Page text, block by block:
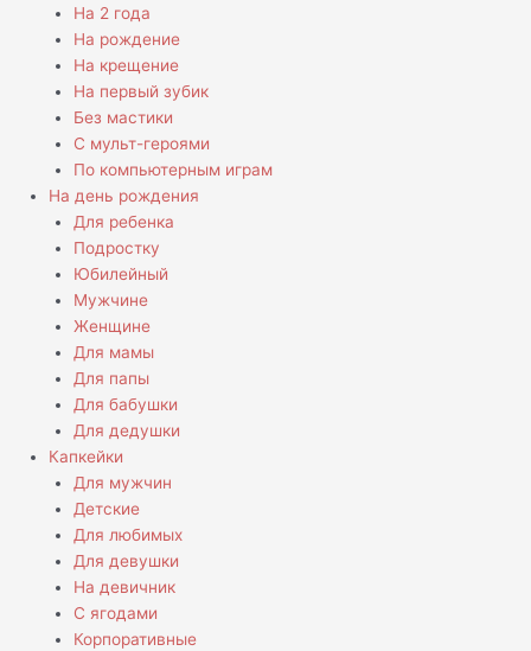
На 2 года
На рождение
На крещение
На первый зубик
Без мастики
С мульт-героями
По компьютерным играм
На день рождения
Для ребенка
Подростку
Юбилейный
Мужчине
Женщине
Для мамы
Для папы
Для бабушки
Для дедушки
Капкейки
Для мужчин
Детские
Для любимых
Для девушки
На девичник
С ягодами
Корпоративные